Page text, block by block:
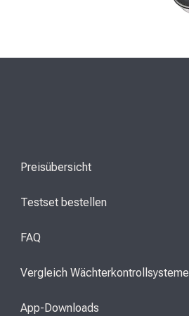
Preisübersicht
Testset bestellen
FAQ
Vergleich Wächterkontrollsysteme
App-Downloads